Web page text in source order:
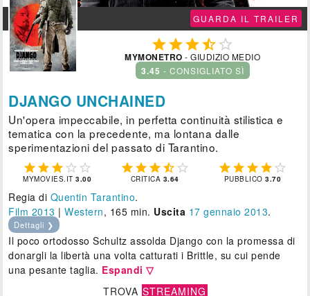
GUARDA IL TRAILER
 
MYMONETRO - GIUDIZIO MEDIO
3.45 - CONSIGLIATO SÌ
DJANGO UNCHAINED
Un'opera impeccabile, in perfetta continuità stilistica e
tematica con la precedente, ma lontana dalle
sperimentazioni del passato di Tarantino.
    
MYMOVIES.IT3.00
    
CRITICA 3.64
    
PUBBLICO3.70
Regia di Quentin Tarantino.
Film 2013 |Western, 165 min. Uscita 17 gennaio 2013.
Dettagli ❯
Il poco ortodosso Schultz assolda Django con la promessa di
donargli la libertà una volta catturati i Brittle, su cui pende
una pesante taglia. Espandi ▽
TROVA STREAMING